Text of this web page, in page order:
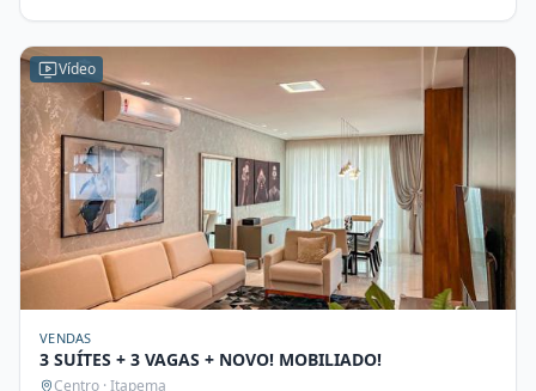
Vídeo
VENDAS
3 SUÍTES + 3 VAGAS + NOVO! MOBILIADO!
Centro · Itapema